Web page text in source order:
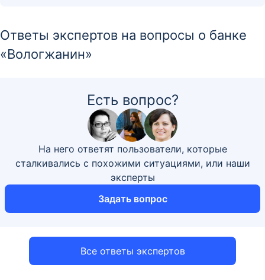
Ответы экспертов на вопросы о банке
«Вологжанин»
Все ответы экспертов
Есть вопрос?
На него ответят пользователи, которые
сталкивались с похожими ситуациями, или наши
эксперты
Задать вопрос